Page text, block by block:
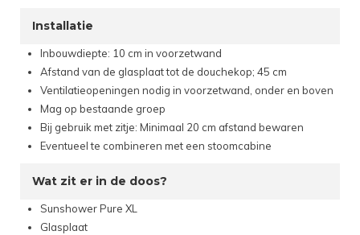
Installatie
Inbouwdiepte: 10 cm in voorzetwand
Afstand van de glasplaat tot de douchekop; 45 cm
Ventilatieopeningen nodig in voorzetwand, onder en boven
Mag op bestaande groep
Bij gebruik met zitje: Minimaal 20 cm afstand bewaren
Eventueel te combineren met een stoomcabine
Wat zit er in de doos?
Sunshower Pure XL
Glasplaat